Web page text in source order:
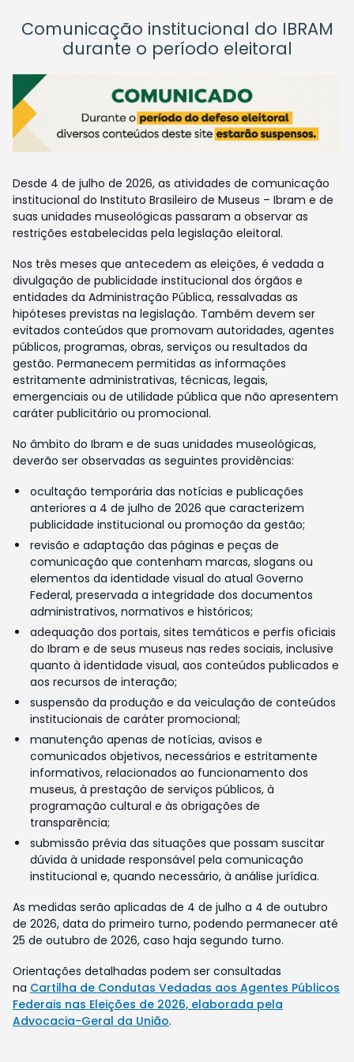
Comunicação institucional do IBRAM
durante o período eleitoral
Desde 4 de julho de 2026, as atividades de comunicação
institucional do Instituto Brasileiro de Museus – Ibram e de
suas unidades museológicas passaram a observar as
restrições estabelecidas pela legislação eleitoral.
Nos três meses que antecedem as eleições, é vedada a
divulgação de publicidade institucional dos órgãos e
entidades da Administração Pública, ressalvadas as
hipóteses previstas na legislação. Também devem ser
evitados conteúdos que promovam autoridades, agentes
públicos, programas, obras, serviços ou resultados da
gestão. Permanecem permitidas as informações
estritamente administrativas, técnicas, legais,
emergenciais ou de utilidade pública que não apresentem
caráter publicitário ou promocional.
No âmbito do Ibram e de suas unidades museológicas,
deverão ser observadas as seguintes providências:
ocultação temporária das notícias e publicações
anteriores a 4 de julho de 2026 que caracterizem
publicidade institucional ou promoção da gestão;
revisão e adaptação das páginas e peças de
comunicação que contenham marcas, slogans ou
elementos da identidade visual do atual Governo
Federal, preservada a integridade dos documentos
administrativos, normativos e históricos;
adequação dos portais, sites temáticos e perfis oficiais
do Ibram e de seus museus nas redes sociais, inclusive
quanto à identidade visual, aos conteúdos publicados e
aos recursos de interação;
suspensão da produção e da veiculação de conteúdos
institucionais de caráter promocional;
manutenção apenas de notícias, avisos e
comunicados objetivos, necessários e estritamente
informativos, relacionados ao funcionamento dos
museus, à prestação de serviços públicos, à
programação cultural e às obrigações de
transparência;
submissão prévia das situações que possam suscitar
dúvida à unidade responsável pela comunicação
institucional e, quando necessário, à análise jurídica.
As medidas serão aplicadas de 4 de julho a 4 de outubro
de 2026, data do primeiro turno, podendo permanecer até
25 de outubro de 2026, caso haja segundo turno.
Orientações detalhadas podem ser consultadas
na Cartilha de Condutas Vedadas aos Agentes Públicos
Federais nas Eleições de 2026, elaborada pela
Advocacia-Geral da União.